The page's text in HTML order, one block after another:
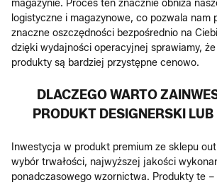
magazynie. Proces ten znacznie obniża
logistyczne i magazynowe, co pozwala nam
znaczne oszczędności bezpośrednio na
dzięki wydajności operacyjnej sprawiamy,
produkty są bardziej przystępne cenowo.
DLACZEGO WARTO
PRODUKT DESIGNERSKI
Inwestycja w produkt premium ze sklepu
wybór trwałości, najwyższej jakości
ponadczasowego wzornictwa. Produkty te